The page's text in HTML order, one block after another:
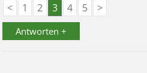
< 1 2 3 4 5 >
Antworten +